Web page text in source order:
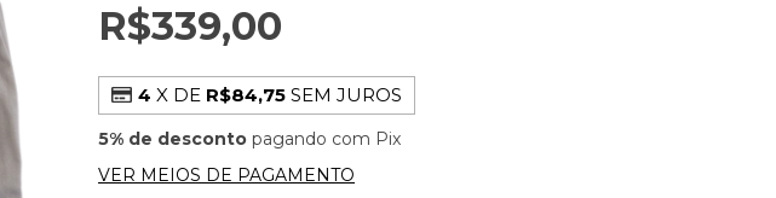
R$339,00
4 X DE R$84,75 SEM JUROS
5% de desconto pagando com Pix
VER MEIOS DE PAGAMENTO